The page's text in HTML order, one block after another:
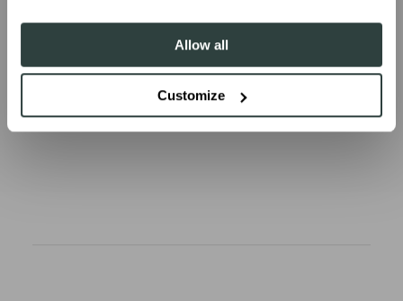
Allow all
Customize
¿Cómo puedo devolver total o parcialmente